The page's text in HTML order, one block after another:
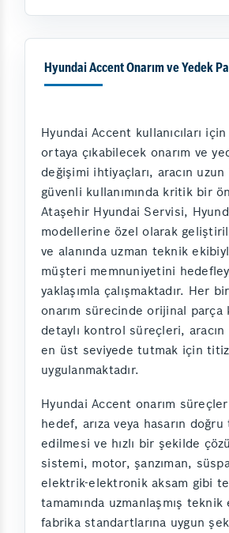
Hyundai Accent Onarım ve Yedek
Hyundai Accent kullanıcıları
ortaya çıkabilecek onarım ve
değişimi ihtiyaçları, aracın
güvenli kullanımında kritik bir
Ataşehir Hyundai Servisi,
modellerine özel olarak
ve alanında uzman teknik
müşteri memnuniyetini
yaklaşımla çalışmaktadır. Her
onarım sürecinde orijinal parça
detaylı kontrol süreçleri, aracın
en üst seviyede tutmak için
uygulanmaktadır.
Hyundai Accent onarım
hedef, arıza veya hasarın
edilmesi ve hızlı bir şekilde
sistemi, motor, şanzıman,
elektrik-elektronik aksam gibi
tamamında uzmanlaşmış teknik
fabrika standartlarına uygun